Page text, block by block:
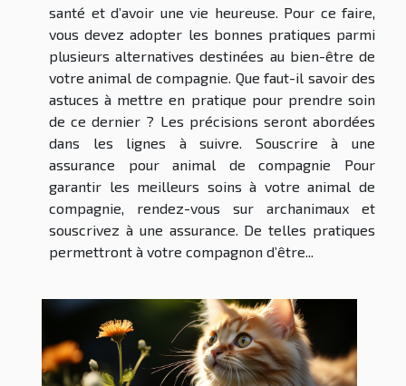
santé et d’avoir une vie heureuse. Pour ce faire,
vous devez adopter les bonnes pratiques parmi
plusieurs alternatives destinées au bien-être de
votre animal de compagnie. Que faut-il savoir des
astuces à mettre en pratique pour prendre soin
de ce dernier ? Les précisions seront abordées
dans les lignes à suivre. Souscrire à une
assurance pour animal de compagnie Pour
garantir les meilleurs soins à votre animal de
compagnie, rendez-vous sur archanimaux et
souscrivez à une assurance. De telles pratiques
permettront à votre compagnon d’être...